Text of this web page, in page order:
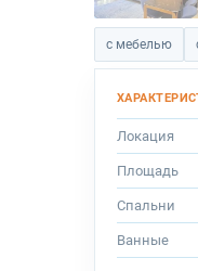
с мебелью
Локация
Площадь
Спальни
Ванные